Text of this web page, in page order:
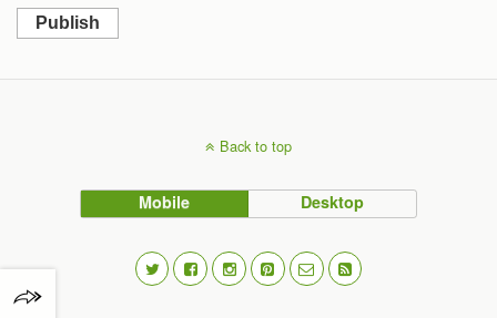
Publish
Back to top
Mobile Desktop